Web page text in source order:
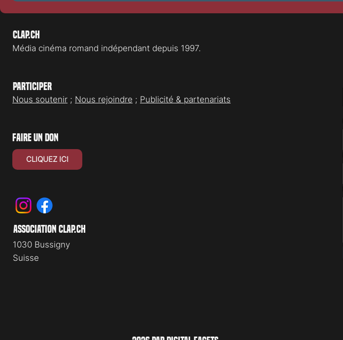
Clap.ch
Média cinéma romand indépendant depuis 1997.
Participer
Nous soutenir ; Nous rejoindre ; Publicité & partenariats
faire un don
CLIQUEZ ICI
association clap.ch
1030 Bussigny
Suisse